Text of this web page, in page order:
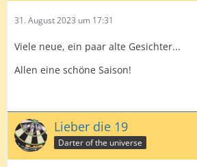
31. August 2023 um 17:31
Viele neue, ein paar alte Gesichter...
Allen eine schöne Saison!
Lieber die 19
Darter of the universe